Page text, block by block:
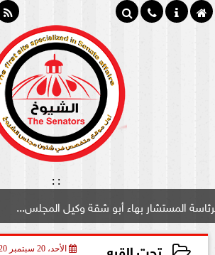
:
:
بهاء أبو شقة وكيل المجلس...
الأحد، 20 سبتمبر 2020